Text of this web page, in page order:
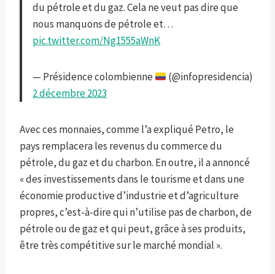
du pétrole et du gaz. Cela ne veut pas dire que
nous manquons de pétrole et…
pic.twitter.com/Ng1555aWnK
— Présidence colombienne
(@infopresidencia)
2 décembre 2023
Avec ces monnaies, comme l’a expliqué Petro, le
pays remplacera les revenus du commerce du
pétrole, du gaz et du charbon. En outre, il a annoncé
« des investissements dans le tourisme et dans une
économie productive d’industrie et d’agriculture
propres, c’est-à-dire qui n’utilise pas de charbon, de
pétrole ou de gaz et qui peut, grâce à ses produits,
être très compétitive sur le marché mondial ».